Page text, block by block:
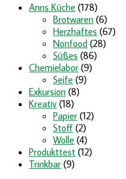
Anns Küche (178)
Brotwaren (6)
Herzhaftes (67)
Nonfood (28)
Süßes (86)
Chemielabor (9)
Seife (9)
Exkursion (8)
Kreativ (18)
Papier (12)
Stoff (2)
Wolle (4)
Produkttest (12)
Trinkbar (9)